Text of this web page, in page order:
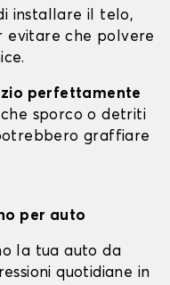
installare il telo,
evitare che polvere
perfettamente
sporco o detriti
graffiare
per auto
la tua auto da
quotidiane in